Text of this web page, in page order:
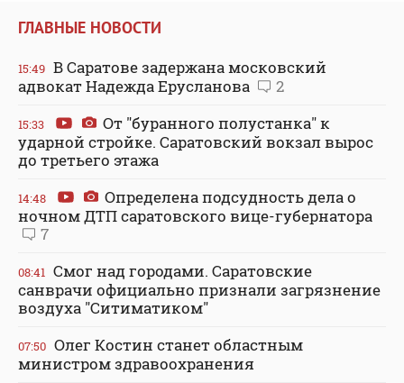
ГЛАВНЫЕ НОВОСТИ
15:49 В Саратове задержана московский
адвокат Надежда Ерусланова
2
15:33
От "буранного полустанка" к
ударной стройке. Саратовский вокзал вырос
до третьего этажа
14:48
Определена подсудность дела о
ночном ДТП саратовского вице-губернатора
7
08:41 Смог над городами. Саратовские
санврачи официально признали загрязнение
воздуха "Ситиматиком"
07:50 Олег Костин станет областным
министром здравоохранения